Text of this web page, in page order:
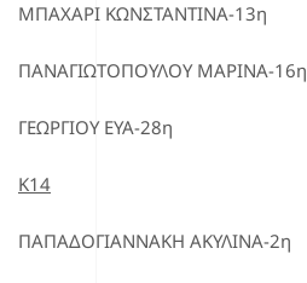
ΜΠΑΧΑΡΙ ΚΩΝΣΤΑΝΤΙΝΑ-13η
ΠΑΝΑΓΙΩΤΟΠΟΥΛΟΥ ΜΑΡΙΝΑ-16η
ΓΕΩΡΓΙΟΥ ΕΥΑ-28η
Κ14
ΠΑΠΑΔΟΓΙΑΝΝΑΚΗ ΑΚΥΛΙΝΑ-2η